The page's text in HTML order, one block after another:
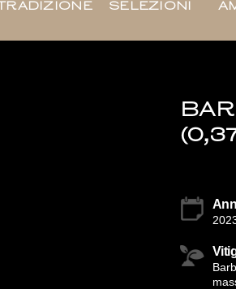
TRADIZIONE
SELEZIONI